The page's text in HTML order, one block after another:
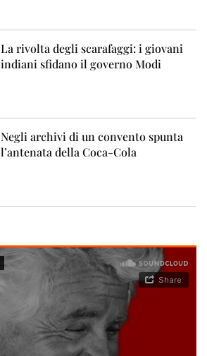
La rivolta degli scarafaggi: i giovani
indiani sfidano il governo Modi
Negli archivi di un convento spunta
l’antenata della Coca-Cola